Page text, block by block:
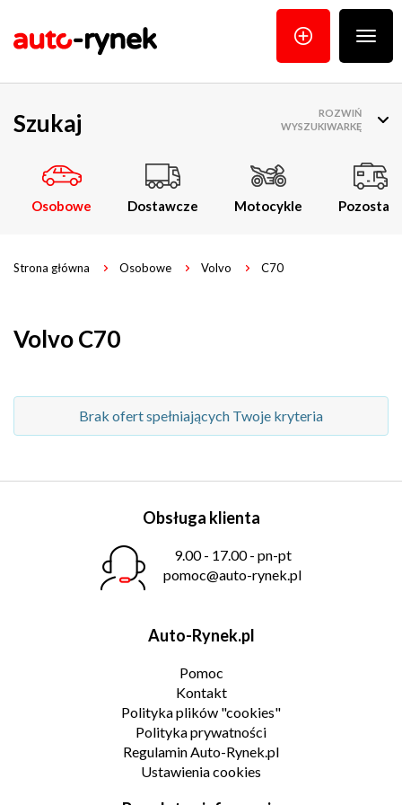
menu
Szukaj
Osobowe Dostawcze Motocykle Pozostałe
ROZWIŃ
WYSZUKIWARKĘ
Strona główna Osobowe Volvo C70
Volvo C70
Brak ofert spełniających Twoje kryteria
Obsługa klienta
9.00 - 17.00 - pn-pt
pomoc@auto-rynek.pl
Auto-Rynek.pl
Pomoc
Kontakt
Polityka plików "cookies"
Polityka prywatności
Regulamin Auto-Rynek.pl
Ustawienia cookies